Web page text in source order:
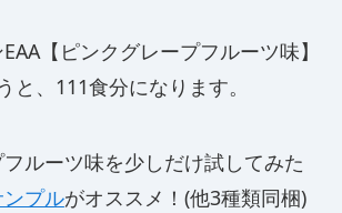
【ピンクグレープフルーツ味】
と、111食分になります。
ルーツ味を少しだけ試してみた
プルがオススメ！(他3種類同梱)